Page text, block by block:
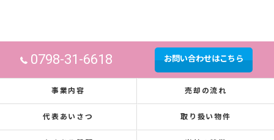
0798-31-6618 お問い合わせはこちら
事業内容 売却の流れ
代表あいさつ 取り扱い物件